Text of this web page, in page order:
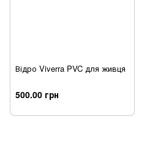
Відро Viverra PVC для живця
500.00 грн